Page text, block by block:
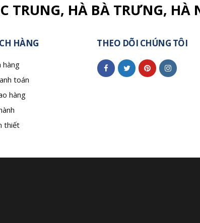
TRUNG, HÀ BÀ TRƯNG, HÀ
HÀNG
hàng
toán
hàng
thiết
THEO DÕI CHÚNG TÔI